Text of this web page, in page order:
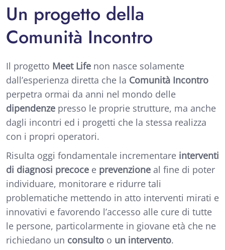
Un progetto della
Comunità Incontro
Il progetto Meet Life non nasce solamente
dall’esperienza diretta che la Comunità Incontro
perpetra ormai da anni nel mondo delle
dipendenze presso le proprie strutture, ma anche
dagli incontri ed i progetti che la stessa realizza
con i propri operatori.
Risulta oggi fondamentale incrementare interventi
di diagnosi precoce e prevenzione al fine di poter
individuare, monitorare e ridurre tali
problematiche mettendo in atto interventi mirati e
innovativi e favorendo l’accesso alle cure di tutte
le persone, particolarmente in giovane età che ne
richiedano un consulto o un intervento.